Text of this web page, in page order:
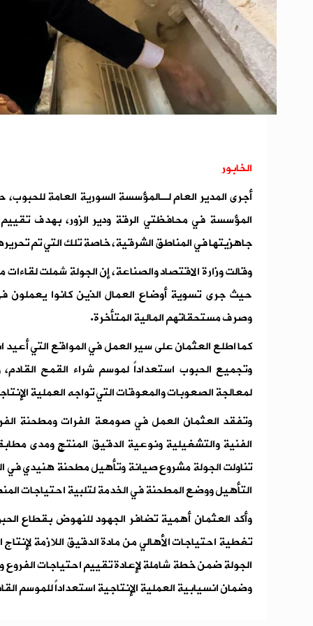
الخابور
أجرى المدير العام لـالمؤسسة السورية العامة
المؤسسة في محافظتي الرقة ودير الزور، بهدف
جاهزيتها في المناطق الشرقية، خاصة تلك التي تم
وقالت وزارة الاقتصاد والصناعة، إن الجولة شملت
حيث جرى تسوية أوضاع العمال الذين كانوا يعملون
وصرف مستحقاتهم المالية المتأخرة.
كما اطلع العثمان على سير العمل في المواقع التي
وتجميع الحبوب استعداداً لموسم شراء القمح القادم،
لمعالجة الصعوبات والمعوقات التي تواجه العملية
وتفقد العثمان العمل في صومعة الفرات ومطحنة
الفنية والتشغيلية ونوعية الدقيق المنتج ومدى
تناولت الجولة مشروع صيانة وتأهيل مطحنة هنيدي في
التأهيل ووضع المطحنة في الخدمة لتلبية احتياجات
وأكد العثمان أهمية تضافر الجهود للنهوض بقطاع
تغطية احتياجات الأهالي من مادة الدقيق اللازمة
الجولة ضمن خطة شاملة لإعادة تقييم احتياجات
وضمان انسيابية العملية الإنتاجية استعداداً للموسم